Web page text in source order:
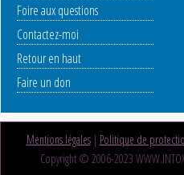
Foire aux questions
Contactez-moi
Retour en haut
Faire un don
Mentions légales| Politique de
Copyright © 2006-2023